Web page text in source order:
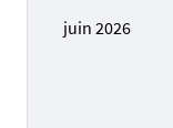
juin 2026